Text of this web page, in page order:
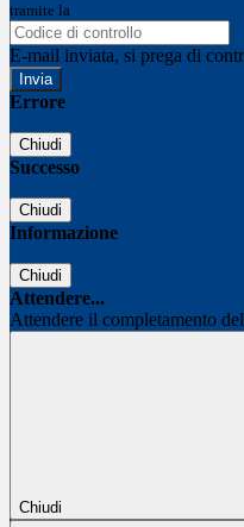
tramite la
E-mail inviata, si prega di
Errore
Chiudi
Successo
Chiudi
Informazione
Chiudi
Attendere...
Attendere il completamento
Chiudi